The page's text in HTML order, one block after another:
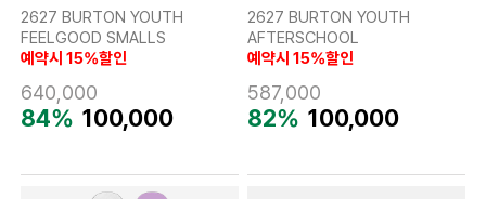
2627 BURTON YOUTH
FEELGOOD SMALLS
예약시 15%할인
640,000
84% 100,000
2627 BURTON YOUTH
AFTERSCHOOL
예약시 15%할인
587,000
82% 100,000